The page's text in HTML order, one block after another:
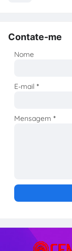
Contate-me
Nome
E-mail*
Mensagem*